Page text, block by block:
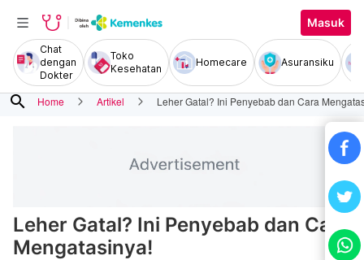
Masuk
Chat
dengan
Dokter
Toko
Kesehatan
Homecare Asuransiku
search Home Artikel Leher Gatal? Ini Penyebab dan Cara
Leher Gatal? Ini Penyebab dan Cara
Mengatasinya!